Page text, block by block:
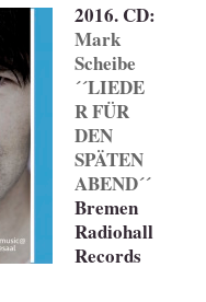
2016. CD:
Mark
Scheibe
´´LIEDE
R FÜR
DEN
SPÄTEN
ABEND´´
Bremen
Radiohall
Records